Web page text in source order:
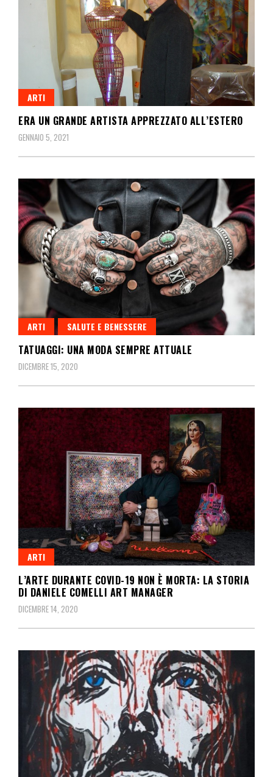
ARTI
ERA UN GRANDE ARTISTA APPREZZATO ALL’ESTERO
GENNAIO 5, 2021
ARTI SALUTE E BENESSERE
TATUAGGI: UNA MODA SEMPRE ATTUALE
DICEMBRE 15, 2020
ARTI
L’ARTE DURANTE COVID-19 NON È MORTA: LA STORIA
DI DANIELE COMELLI ART MANAGER
DICEMBRE 14, 2020